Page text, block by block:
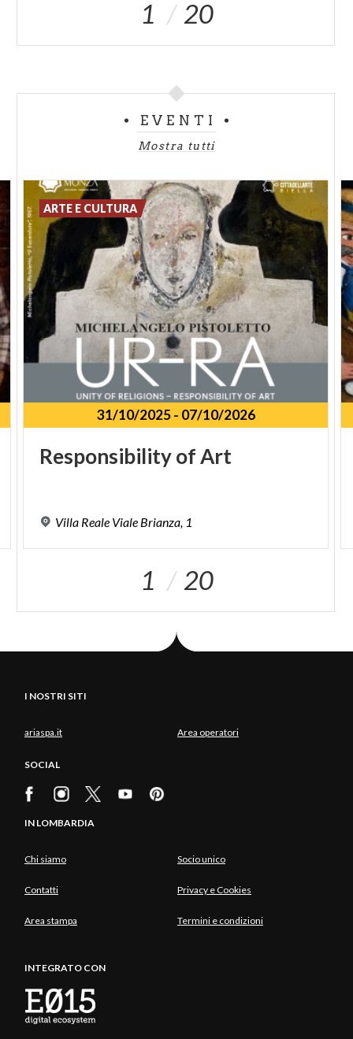
1 20
EVENTI
Mostra tutti
31/10/2025- 07/10/2026
ResponsibilityofArt
Villa Reale Viale Brianza, 1
ARTE E CULTURA
1 20
I NOSTRI SITI
ariaspa.it Area operatori
SOCIAL
IN LOMBARDIA
Chi siamo Socio unico
Contatti Privacy e Cookies
Area stampa Termini e condizioni
INTEGRATO CON